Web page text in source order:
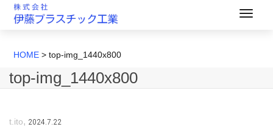
HOME >top-img_1440x800
top-img_1440x800
t.ito, 2024.7.22